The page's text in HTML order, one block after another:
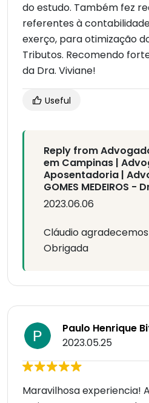
do estudo. Também fez
referentes à
exerço, para otimização
Tributos. Recomendo
da Dra. Viviane!
Useful
Reply from
em Campinas |
Aposentadoria |
GOMES MEDEIROS -
2023.06.06
Cláudio
Obrigada
Paulo Henrique
2023.05.25
Maravilhosa experiencia!